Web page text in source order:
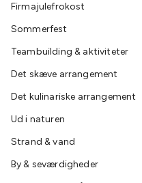
Firmajulefrokost
Sommerfest
Teambuilding & aktiviteter
Det skæve arrangement
Det kulinariske arrangement
Ud i naturen
Strand & vand
By & seværdigheder